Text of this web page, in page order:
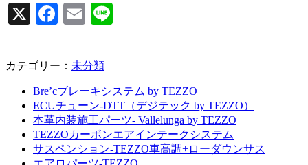
X Facebook
Email
カテゴリー： 未分類
Bre’cブレーキシステム by TEZZO
ECUチューン-DTT（デジテック by TEZZO）
本革内装施工パーツ- Vallelunga by TEZZO
TEZZOカーボンエアインテークシステム
サスペンション-TEZZO車高調+ローダウンサス